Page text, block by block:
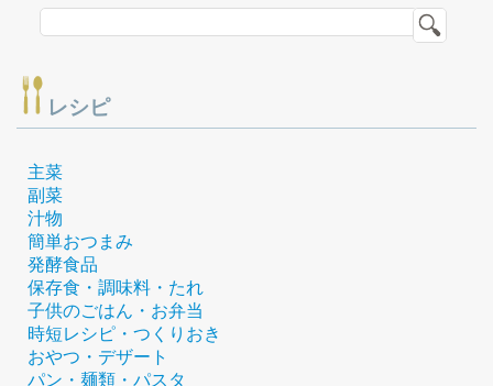
レシピ
主菜
副菜
汁物
簡単おつまみ
発酵食品
保存食・調味料・たれ
子供のごはん・お弁当
時短レシピ・つくりおき
おやつ・デザート
パン・麺類・パスタ